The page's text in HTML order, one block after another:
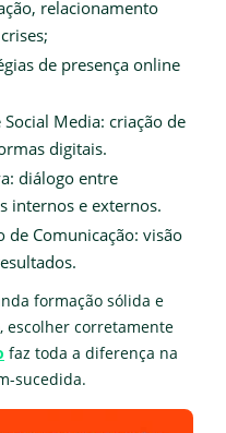
relacionamento
de presença online
Media: criação de
digitais.
diálogo entre
internos e externos.
de Comunicação: visão
formação sólida e
escolher corretamente
faz toda a diferença na
sucedida.